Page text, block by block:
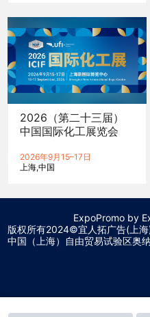
2026（第二十三届）
中国国际化工展览会
2026年9月15–17日
上海 中国
ExpoPromo by
版权所有2024©宜人拓广告(上海
中国（上海）自由贸易试验区奥